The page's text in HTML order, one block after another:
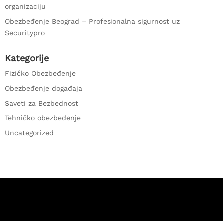
organizaciju
Obezbeđenje Beograd – Profesionalna sigurnost uz
Securitypro
Kategorije
Fizičko Obezbeđenje
Obezbeđenje događaja
Saveti za Bezbednost
Tehničko obezbeđenje
Uncategorized